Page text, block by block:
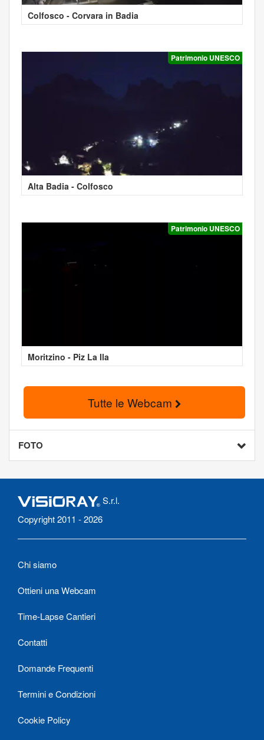
Colfosco - Corvara in Badia
Patrimonio UNESCO
Alta Badia - Colfosco
Patrimonio UNESCO
Moritzino - Piz La Ila
Tutte le Webcam
FOTO
S.r.l.
Copyright 2011 - 2026
Chi siamo
Ottieni una Webcam
Time-Lapse Cantieri
Contatti
Domande Frequenti
Termini e Condizioni
Cookie Policy